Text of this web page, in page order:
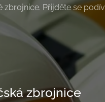
zbrojnice. Přijděte se
zbrojnice